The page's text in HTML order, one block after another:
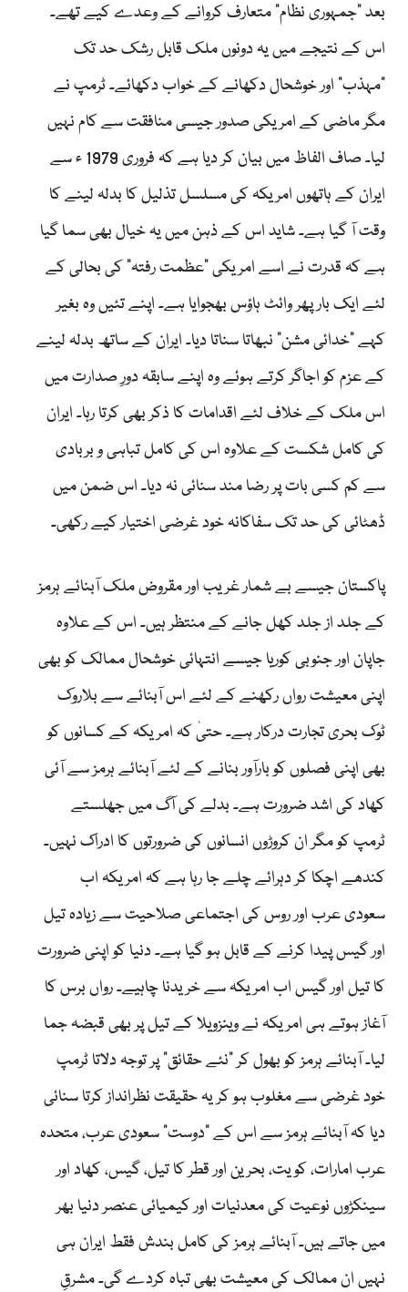
بعد ”جمہوری نظام“ متعارف کروانے کے وعدے کیے تھے۔
اس کے نتیجے میں یہ دونوں ملک قابل رشک حد تک
”مہذب“ اور خوشحال دکھانے کے خواب دکھائے۔ ٹرمپ نے
مگر ماضی کے امریکی صدور جیسی منافقت سے کام نہیں
لیا۔ صاف الفاظ میں بیان کر دیا ہے کہ فروری 1979 ء سے
ایران کے ہاتھوں امریکہ کی مسلسل تذلیل کا بدلہ لینے کا
وقت آ گیا ہے۔ شاید اس کے ذہن میں یہ خیال بھی سما گیا
ہے کہ قدرت نے اسے امریکی ”عظمت رفتہ“ کی بحالی کے
لئے ایک بار پھر وائٹ ہاؤس بھجوایا ہے۔ اپنے تئیں وہ بغیر
کہے ”خدائی مشن“ نبھاتا سناتا دیا۔ ایران کے ساتھ بدلہ لینے
کے عزم کو اجاگر کرتے ہوئے وہ اپنے سابقہ دورِ صدارت میں
اس ملک کے خلاف لئے اقدامات کا ذکر بھی کرتا رہا۔ ایران
کی کامل شکست کے علاوہ اس کی کامل تباہی و بربادی
سے کم کسی بات پر رضا مند سنائی نہ دیا۔ اس ضمن میں
ڈھٹائی کی حد تک سفاکانہ خود غرضی اختیار کیے رکھی۔
پاکستان جیسے بے شمار غریب اور مقروض ملک آبنائے ہرمز
کے جلد از جلد کھل جانے کے منتظر ہیں۔ اس کے علاوہ
جاپان اور جنوبی کوریا جیسے انتہائی خوشحال ممالک کو بھی
اپنی معیشت رواں رکھنے کے لئے اس آبنائے سے بلاروک
ٹوک بحری تجارت درکار ہے۔ حتیٰ کہ امریکہ کے کسانوں کو
بھی اپنی فصلوں کو بارآور بنانے کے لئے آبنائے ہرمز سے آئی
کھاد کی اشد ضرورت ہے۔ بدلے کی آگ میں جھلستے
ٹرمپ کو مگر ان کروڑوں انسانوں کی ضرورتوں کا ادراک نہیں۔
کندھے اچکا کر دہرائے چلے جا رہا ہے کہ امریکہ اب
سعودی عرب اور روس کی اجتماعی صلاحیت سے زیادہ تیل
اور گیس پیدا کرنے کے قابل ہو گیا ہے۔ دنیا کو اپنی ضرورت
کا تیل اور گیس اب امریکہ سے خریدنا چاہیے۔ رواں برس کا
آغاز ہوتے ہی امریکہ نے وینزویلا کے تیل پر بھی قبضہ جما
لیا۔ آبنائے ہرمز کو بھول کر ”نئے حقائق“ پر توجہ دلاتا ٹرمپ
خود غرضی سے مغلوب ہو کر یہ حقیقت نظرانداز کرتا سنائی
دیا کہ آبنائے ہرمز سے اس کے ”دوست“ سعودی عرب، متحدہ
عرب امارات، کویت، بحرین اور قطر کا تیل، گیس، کھاد اور
سینکڑوں نوعیت کی معدنیات اور کیمیائی عنصر دنیا بھر
میں جاتے ہیں۔ آبنائے ہرمز کی کامل بندش فقط ایران ہی
نہیں ان ممالک کی معیشت بھی تباہ کردے گی۔ مشرقِ